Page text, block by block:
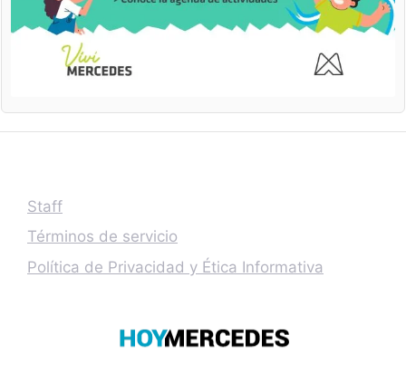
Staff
Términos de servicio
Política de Privacidad y Ética Informativa